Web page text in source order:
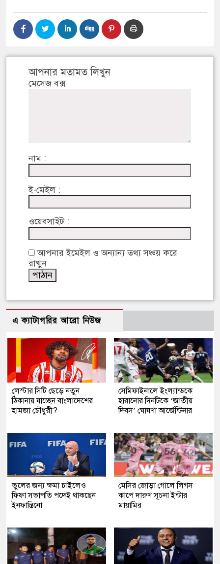
আপনার মতামত লিখুন
মেসেজ বক্স
নাম :
ই-মেইল :
ওয়েবসাইট :
আপনার ইমেইল ও অন্যান্য তথ্য সঞ্চয় করে
রাখুন
এ ক্যাটাগরির আরো নিউজ
লেস্টার সিটি ছেড়ে নতুন
ঠিকানায় যাচ্ছেন বাংলাদেশের
হামজা চৌধুরী?
সেমিফাইনালে ইংল্যান্ডকে
হারানোর দিনটিকে ‘জাতীয়
দিবস’ ঘোষণা আর্জেন্টিনার
ভুলের জন্য ক্ষমা চাইলেও
ফিফা সভাপতি পদেই থাকছেন
ইনফান্তিনো
মেসির জোড়া গোলে লিগস
কাপে দারুণ সূচনা ইন্টার
মায়ামির